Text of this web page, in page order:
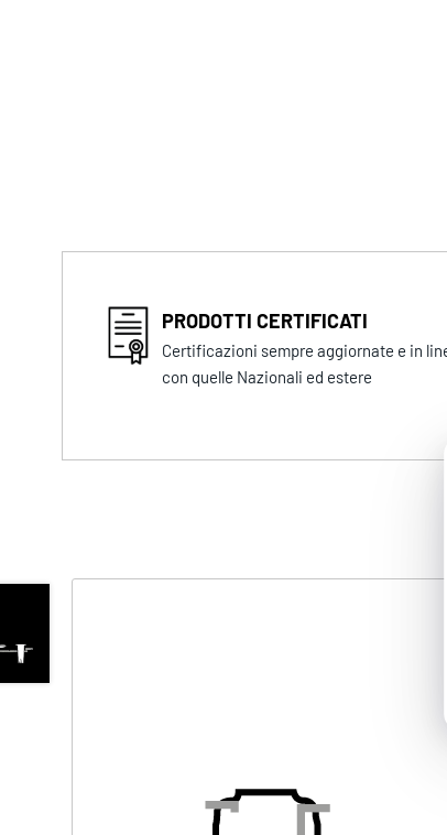
PRODOTTI CERTIFICATI
Certificazioni sempre aggiornate e in
con quelle Nazionali ed estere